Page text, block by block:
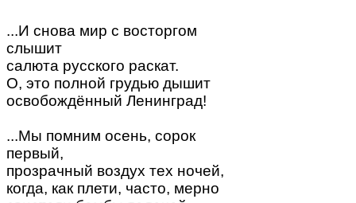
...И снова мир с восторгом
слышит
салюта русского раскат.
О, это полной грудью дышит
освобождённый Ленинград!
...Мы помним осень, сорок
первый,
прозрачный воздух тех ночей,
когда, как плети, часто, мерно